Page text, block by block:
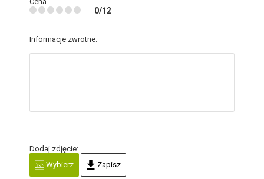
0/12
Informacje zwrotne:
Dodaj zdjęcie:
Wybierz
Zapisz